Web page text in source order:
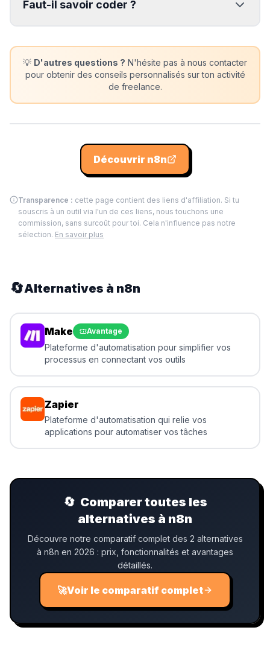
Faut-il savoir coder ?
💡 D'autres questions ? N'hésite pas à nous contacter
pour obtenir des conseils personnalisés sur ton activité
de freelance.
Découvrir n8n
Transparence : cette page contient des liens d'affiliation. Si tu
souscris à un outil via l'un de ces liens, nous touchons une
commission, sans surcoût pour toi. Cela n'influence pas notre
sélection. En savoir plus
🔄Alternatives à n8n
Make Avantage
Plateforme d'automatisation pour simplifier vos
processus en connectant vos outils
Zapier
Plateforme d'automatisation qui relie vos
applications pour automatiser vos tâches
🔄 Comparer toutes les
alternatives à n8n
Découvre notre comparatif complet des 2 alternatives
à n8n en 2026 : prix, fonctionnalités et avantages
détaillés.
🚀Voir le comparatif complet